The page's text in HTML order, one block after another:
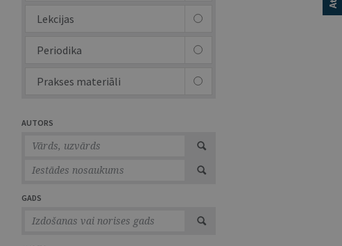
Lekcijas
Periodika
Prakses materiāli
AUTORS
GADS